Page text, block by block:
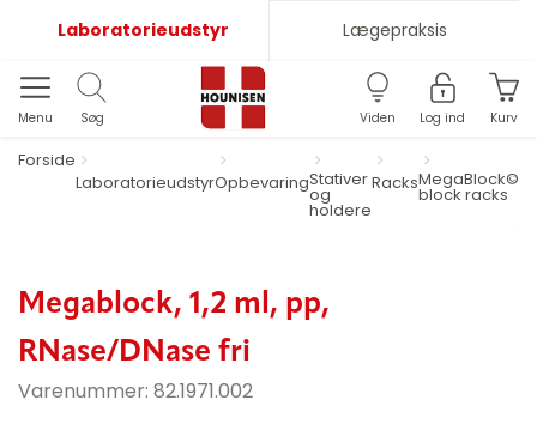
Laboratorieudstyr Lægepraksis
Menu Søg Viden Log ind Kurv
Forside
LaboratorieudstyrOpbevaringStativer
og
holdere
RacksMegaBlock©
block racks
Megablock, 1,2 ml, pp,
RNase/DNase fri
Varenummer: 82.1971.002